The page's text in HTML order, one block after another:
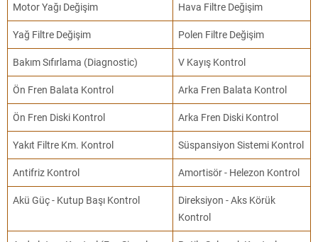
Motor Yağı Değişim Hava Filtre Değişim
Yağ Filtre Değişim Polen Filtre Değişim
Bakım Sıfırlama (Diagnostic) V Kayış Kontrol
Ön Fren Balata Kontrol Arka Fren Balata Kontrol
Ön Fren Diski Kontrol Arka Fren Diski Kontrol
Yakıt Filtre Km. Kontrol Süspansiyon Sistemi Kontrol
Antifriz Kontrol Amortisör - Helezon Kontrol
Akü Güç - Kutup Başı Kontrol
Direksiyon - Aks Körük
Kontrol